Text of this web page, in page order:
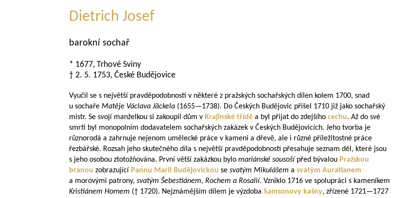
Dietrich Josef
barokní sochař
* 1677, Trhové Sviny
† 2. 5. 1753, České Budějovice
Vyučil se s největší pravděpodobností v některé z pražských sochařských dílen kolem 1700, snad
u sochaře Matěje Václava Jäckela (1655—1738). Do Českých Budějovic přišel 1710 již jako sochařský
mistr. Se svojí manželkou si zakoupil dům v Krajinské třídě a byl přijat do zdejšího cechu. Až do své
smrti byl monopolním dodavatelem sochařských zakázek v Českých Budějovicích. Jeho tvorba je
různorodá a zahrnuje nejenom umělecké práce v kameni a dřevě, ale i různé příležitostné práce
řezbářské. Rozsah jeho skutečného díla s největší pravděpodobností přesahuje seznam děl, které jsou
s jeho osobou ztotožňována. První větší zakázkou bylo mariánské sousoší před bývalou Pražskou
branou zobrazující Pannu Marii Budějovickou se svatým Mikulášem a svatým Auratianem
a morovými patrony, svatým Šebestiánem, Rochem a Rosalií. Vzniklo 1716 ve spolupráci s kameníkem
Kristiánem Hornem († 1720). Nejznámějším dílem je výzdoba Samsonovy kašny, zřízené 1721—1727